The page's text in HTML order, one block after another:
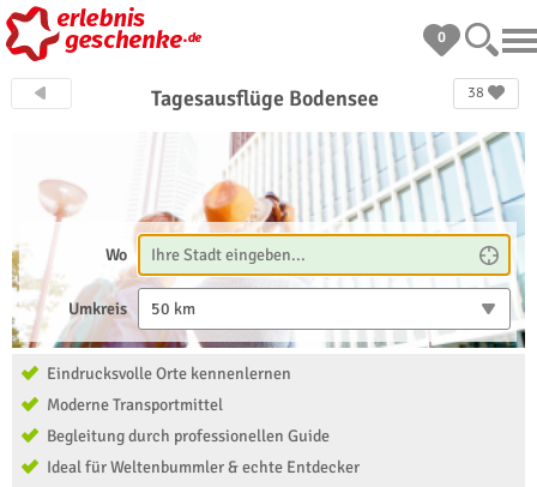
0
38
Tagesausflüge Bodensee
Wo
Umkreis 50 km
Eindrucksvolle Orte kennenlernen
Moderne Transportmittel
Begleitung durch professionellen Guide
Ideal für Weltenbummler & echte Entdecker